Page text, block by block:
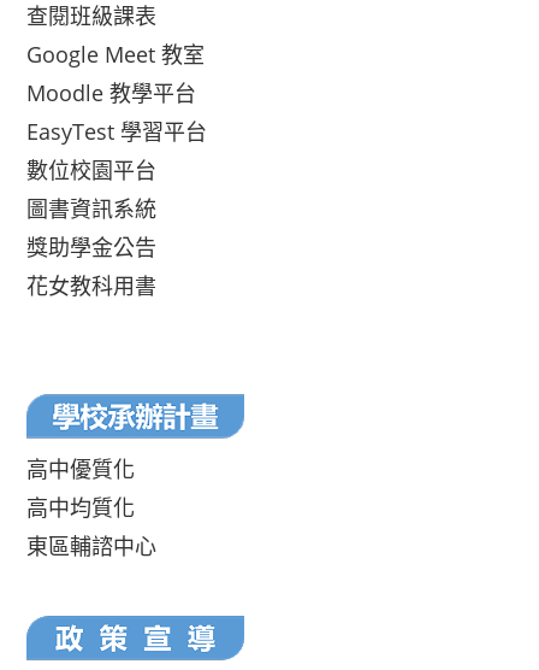
查閱班級課表
Google Meet 教室
Moodle 教學平台
EasyTest 學習平台
數位校園平台
圖書資訊系統
獎助學金公告
花女教科用書
高中優質化
高中均質化
東區輔諮中心